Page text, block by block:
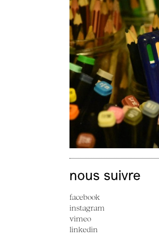
nous suivre
facebook
instagram
vimeo
linkedin